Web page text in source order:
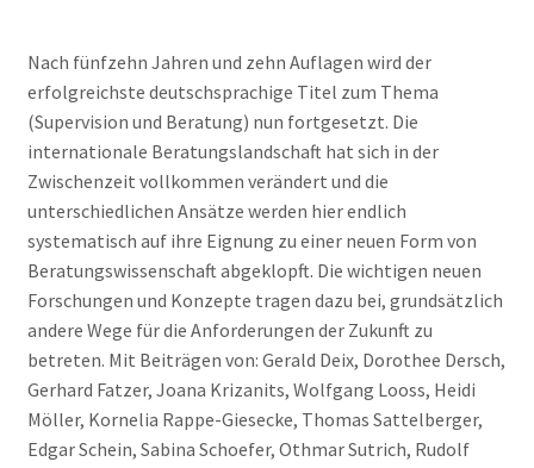
Nach fünfzehn Jahren und zehn Auflagen wird der
erfolgreichste deutschsprachige Titel zum Thema
(Supervision und Beratung) nun fortgesetzt. Die
internationale Beratungslandschaft hat sich in der
Zwischenzeit vollkommen verändert und die
unterschiedlichen Ansätze werden hier endlich
systematisch auf ihre Eignung zu einer neuen Form von
Beratungswissenschaft abgeklopft. Die wichtigen neuen
Forschungen und Konzepte tragen dazu bei, grundsätzlich
andere Wege für die Anforderungen der Zukunft zu
betreten. Mit Beiträgen von: Gerald Deix, Dorothee Dersch,
Gerhard Fatzer, Joana Krizanits, Wolfgang Looss, Heidi
Möller, Kornelia Rappe-Giesecke, Thomas Sattelberger,
Edgar Schein, Sabina Schoefer, Othmar Sutrich, Rudolf